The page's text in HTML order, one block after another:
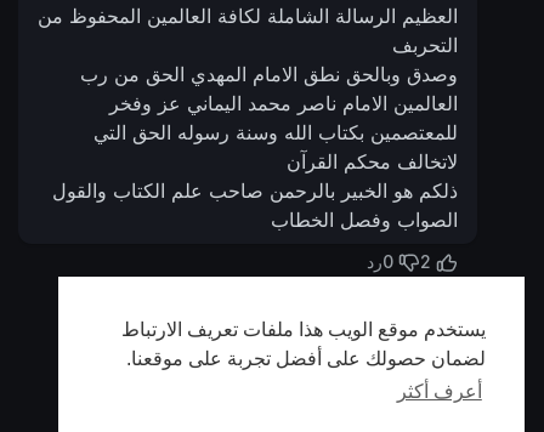
يستخدم موقع الويب هذا ملفات تعريف الارتباط
لضمان حصولك على أفضل تجربة على موقعنا.
أعرف أكثر
العظيم الرسالة الشاملة لكافة العالمين المحفوظ من
التحربف
وصدق وبالحق نطق الامام المهدي الحق من رب
العالمين الامام ناصر محمد اليماني عز وفخر
للمعتصمين بكتاب الله وسنة رسوله الحق التي
لاتخالف محكم القرآن
ذلكم هو الخبير بالرحمن صاحب علم الكتاب والقول
الصواب وفصل الخطاب
2
0رد
أظهر المزيد